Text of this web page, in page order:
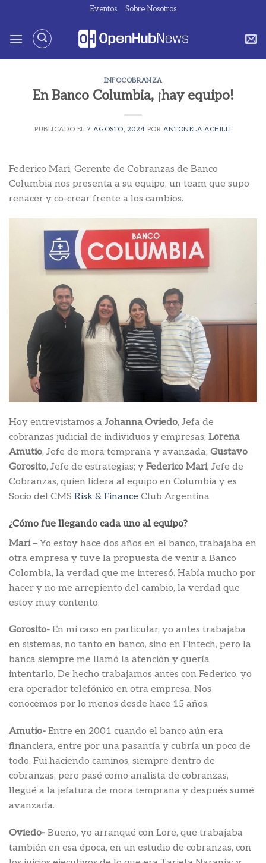
contenido
Eventos Sobre Nosotros
INFOCOBRANZA
En Banco Columbia, ¡hay equipo!
PUBLICADO EL7 AGOSTO, 2024 POR ANTONELA ACHILLI
Federico Mari, Gerente de Cobranzas de Banco
Columbia nos presenta a su equipo, un team que supo
renacer y co-crear frente a los cambios.
Hoy entrevistamos a Johanna Oviedo, Jefa de
cobranzas judicial de individuos y empresas; Lorena
Amutio, Jefe de mora temprana y avanzada; Gustavo
Gorosito, Jefe de estrategias; y Federico Mari, Jefe de
Cobranzas, quien lidera al equipo en Columbia y es
Socio del CMS Risk & Finance Club Argentina
¿Cómo fue llegando cada uno al equipo?
Mari – Yo estoy hace dos años en el banco, trabajaba en
otra empresa y tuve la propuesta de venir a Banco
Colombia, la verdad que me interesó. Había mucho por
hacer y no me arrepiento del cambio, la verdad que
estoy muy contento.
Gorosito- En mi caso en particular, yo antes trabajaba
en sistemas, no tanto en banco, sino en Fintech, pero la
banca siempre me llamó la atención y quería
intentarlo. De hecho trabajamos antes con Federico, yo
era operador telefónico en otra empresa. Nos
conocemos por lo menos desde hace 15 años.
Amutio- Entre en 2001 cuando el banco aún era
financiera, entre por una pasantía y cubría un poco de
todo. Fui haciendo caminos, siempre dentro de
cobranzas, pero pasé como analista de cobranzas,
llegué a la jefatura de mora temprana y después sumé
avanzada.
Oviedo- Bueno, yo arranqué con Lore, que trabajaba
también en esa época, en un estudio de cobranzas, con